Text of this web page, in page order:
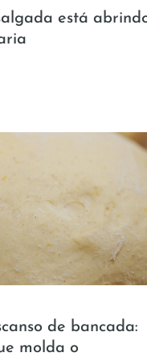
está
de bancada:
molda o